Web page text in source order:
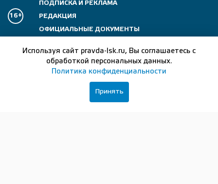
16+
ПОДПИСКА И РЕКЛАМА
РЕДАКЦИЯ
ОФИЦИАЛЬНЫЕ ДОКУМЕНТЫ
Сетевое издание:Лысково-медиа
Отдел рекламы: +7 (83149) 5-15-24
+7 (83149) 5-13-24
+7 (83149) 5-14-24
Используя сайт pravda-lsk.ru, Вы соглашаетесь с
обработкой персональных данных.
Политика конфиденциальности
Принять